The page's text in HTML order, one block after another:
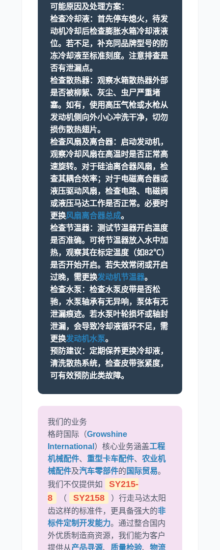
可能原因及处理方案：
检查冷却液： 首先停车熄火，待发
动机冷却后检查膨胀水箱冷却液液
位。若不足，补充同品牌型号的防
冻冷却液至标准刻度。注意排查是
否有泄漏点。
检查散热器： 观察水箱散热器外部
是否被柳絮、灰尘、虫尸严重堵
塞。如有，使用高压气枪或水枪从
发动机侧向外小心冲洗干净，切勿
损伤散热翅片。
检查风扇及离合器： 启动发动机，
观察冷却风扇在高温时是否正常高
速旋转。对于硅油离合器风扇，检
查其耦合效率；对于电磁离合器或
液压驱动风扇，检查电路、电磁阀
或液压马达工作是否正常。必要时
更换风扇离合器总成。
检查节温器： 测试节温器开启温度
是否准确。可将节温器放入水中加
热，观察其在标定温度（如82℃）
是否开始开启。若失效常闭或开启
过晚，需更换发动机节温器。
检查水泵： 检查水泵皮带是否松
驰，水泵轴承有无异响，泵体有无
泄漏痕迹。若水泵叶轮损坏或轴封
泄漏，会导致冷却液循环不足，需
更换发动机水泵。
预防建议： 定期保养更换冷却液，
清洗散热系统，检查皮带张紧度，
可有效预防此类故障。
我们的业务
格莳国际（Growshine
International ）核心业务涵盖工程
机械配件、 重型卡车配件、 农业机
械配件及汽车零部件的 国际贸易。
我们不仅提供如
SY215-
8
（ SY2158
）行走马达太阳
齿这样的标准件，更具备强大的非
标件定制开发能力。通过整合国内
外优质制造商资源，我们能为客户
提供从产品寻源、 质量检验、 物流